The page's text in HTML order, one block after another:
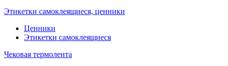
Этикетки самоклеящиеся, ценники
Ценники
Этикетки самоклеящиеся
Чековая термолента